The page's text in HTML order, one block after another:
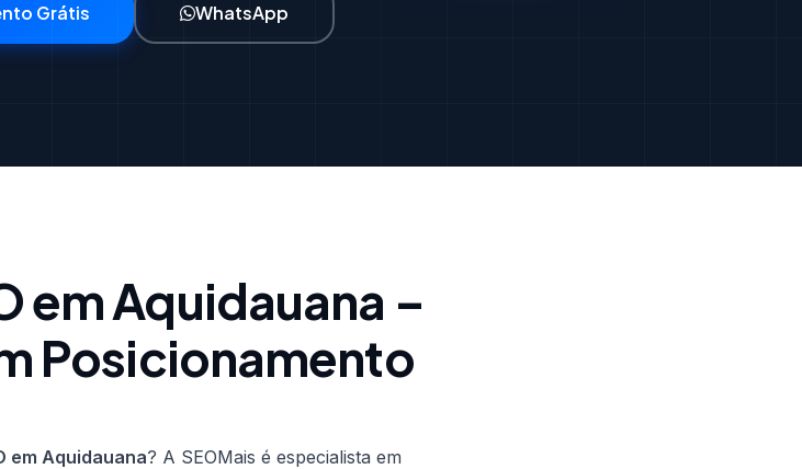
Grátis WhatsApp
em Aquidauana –
Posicionamento
em Aquidauana? A SEOMais é especialista em